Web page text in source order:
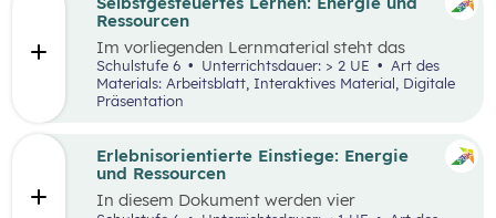
Erlebnisorientierte Einstiege: Energie
und Ressourcen
In diesem Dokument werden vier
Ressourcen
Im vorliegenden Lernmaterial steht das
selbstgesteuerte Lernen im Vordergrund. Es
werden die wesentlichen Ressourcen und
Energieträger für die Wirtschaft und unser
Schulstufe 6 Unterrichtsdauer: > 2 UE
Art des
Materials: Arbeitsblatt, Interaktives Material, Digitale
Präsentation